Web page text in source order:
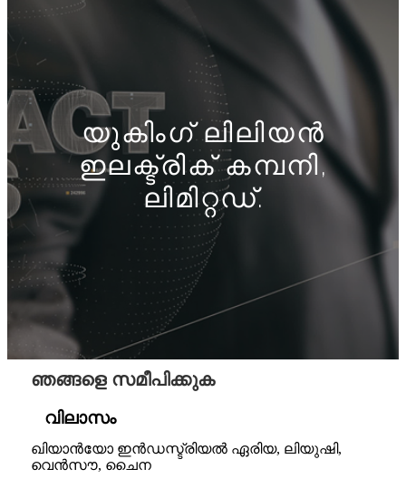
യുകിംഗ് ലിലിയൻ
ഇലക്ട്രിക് കമ്പനി,
ലിമിറ്റഡ്.
ഞങ്ങളെ സമീപിക്കുക
വിലാസം
ഖിയാൻയോ ഇൻഡസ്ട്രിയൽ ഏരിയ, ലിയുഷി,
വെൻ‌സൗ, ചൈന